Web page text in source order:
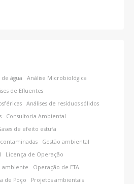
água
Análise Microbiológica
de Efluentes
Análises de resíduos sólidos
Consultoria Ambiental
de efeito estufa
Gestão ambiental
Licença de Operação
ambiente
Operação de ETA
de Poço
Projetos ambientais